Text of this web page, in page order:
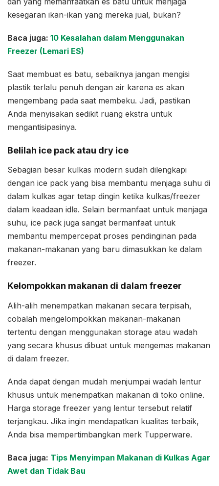
kesegaran ikan-ikan yang mereka jual, bukan?
Baca juga: 10 Kesalahan dalam Menggunakan
Freezer (Lemari ES)
Saat membuat es batu, sebaiknya jangan mengisi
plastik terlalu penuh dengan air karena es akan
mengembang pada saat membeku. Jadi, pastikan
Anda menyisakan sedikit ruang ekstra untuk
mengantisipasinya.
Belilah ice pack atau dry ice
Sebagian besar kulkas modern sudah dilengkapi
dengan ice pack yang bisa membantu menjaga suhu di
dalam kulkas agar tetap dingin ketika kulkas/freezer
dalam keadaan idle. Selain bermanfaat untuk menjaga
suhu, ice pack juga sangat bermanfaat untuk
membantu mempercepat proses pendinginan pada
makanan-makanan yang baru dimasukkan ke dalam
freezer.
Kelompokkan makanan di dalam freezer
Alih-alih menempatkan makanan secara terpisah,
cobalah mengelompokkan makanan-makanan
tertentu dengan menggunakan storage atau wadah
yang secara khusus dibuat untuk mengemas makanan
di dalam freezer.
Anda dapat dengan mudah menjumpai wadah lentur
khusus untuk menempatkan makanan di toko online.
Harga storage freezer yang lentur tersebut relatif
terjangkau. Jika ingin mendapatkan kualitas terbaik,
Anda bisa mempertimbangkan merk Tupperware.
Baca juga: Tips Menyimpan Makanan di Kulkas Agar
Awet dan Tidak Bau